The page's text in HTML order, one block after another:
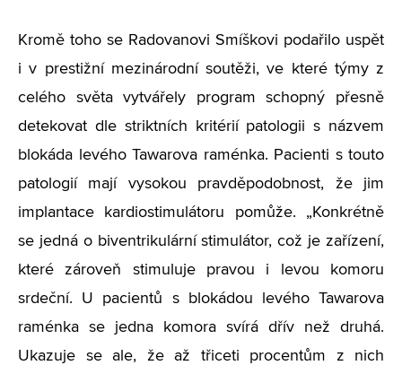
Kromě toho se Radovanovi Smíškovi podařilo uspět
i v prestižní mezinárodní soutěži, ve které týmy z
celého světa vytvářely program schopný přesně
detekovat dle striktních kritérií patologii s názvem
blokáda levého Tawarova raménka. Pacienti s touto
patologií mají vysokou pravděpodobnost, že jim
implantace kardiostimulátoru pomůže. „Konkrétně
se jedná o biventrikulární stimulátor, což je zařízení,
které zároveň stimuluje pravou i levou komoru
srdeční. U pacientů s blokádou levého Tawarova
raménka se jedna komora svírá dřív než druhá.
Ukazuje se ale, že až třiceti procentům z nich